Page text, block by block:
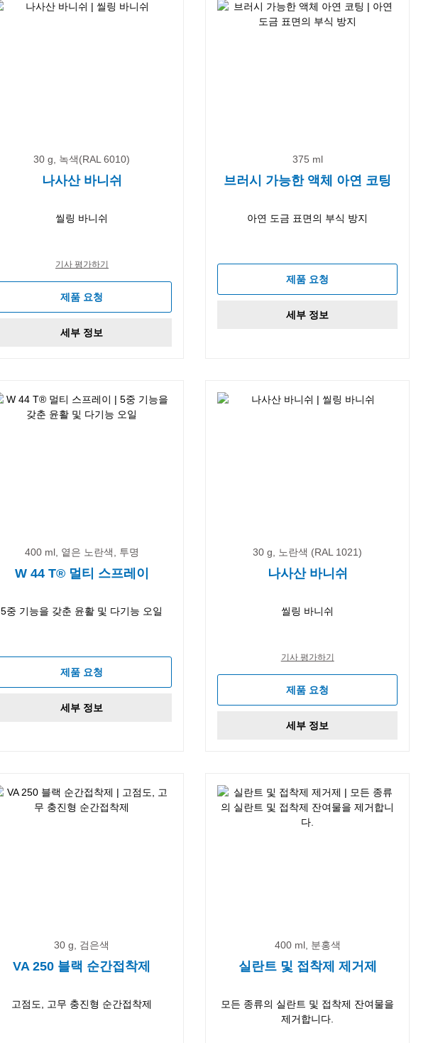
30 g, 녹색(RAL 6010)
나사산 바니쉬
씰링 바니쉬
기사 평가하기
제품 요청
세부 정보
375 ml
브러시 가능한 액체 아연 코팅
아연 도금 표면의 부식 방지
제품 요청
세부 정보
400 ml, 옅은 노란색, 투명
W 44 T® 멀티 스프레이
5중 기능을 갖춘 윤활 및 다기능 오일
제품 요청
세부 정보
30 g, 노란색 (RAL 1021)
나사산 바니쉬
씰링 바니쉬
기사 평가하기
제품 요청
세부 정보
30 g, 검은색
VA 250 블랙 순간접착제
고점도, 고무 충진형 순간접착제
400 ml, 분홍색
실란트 및 접착제 제거제
모든 종류의 실란트 및 접착제 잔여물을
제거합니다.